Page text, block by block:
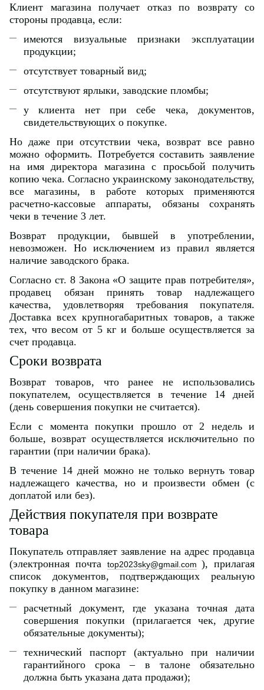
Клиент магазина получает отказ по возврату со
стороны продавца, если:
имеются визуальные признаки эксплуатации
продукции;
отсутствует товарный вид;
отсутствуют ярлыки, заводские пломбы;
у клиента нет при себе чека, документов,
свидетельствующих о покупке.
Но даже при отсутствии чека, возврат все равно
можно оформить. Потребуется составить заявление
на имя директора магазина с просьбой получить
копию чека. Согласно украинскому законодательству,
все магазины, в работе которых применяются
расчетно-кассовые аппараты, обязаны сохранять
чеки в течение 3 лет.
Возврат продукции, бывшей в употреблении,
невозможен. Но исключением из правил является
наличие заводского брака.
Согласно ст. 8 Закона «О защите прав потребителя»,
продавец обязан принять товар надлежащего
качества, удовлетворяя требования покупателя.
Доставка всех крупногабаритных товаров, а также
тех, что весом от 5 кг и больше осуществляется за
счет продавца.
Сроки возврата
Возврат товаров, что ранее не использовались
покупателем, осуществляется в течение 14 дней
(день совершения покупки не считается).
Если с момента покупки прошло от 2 недель и
больше, возврат осуществляется исключительно по
гарантии (при наличии брака).
В течение 14 дней можно не только вернуть товар
надлежащего качества, но и произвести обмен (с
доплатой или без).
Действия покупателя при возврате
товара
Покупатель отправляет заявление на адрес продавца
(электронная почта
top2023sky@gmail.com ), прилагая
список документов, подтверждающих реальную
покупку в данном магазине:
расчетный документ, где указана точная дата
совершения покупки (прилагается чек, другие
обязательные документы);
технический паспорт (актуально при наличии
гарантийного срока – в талоне обязательно
должна быть указана дата продажи);